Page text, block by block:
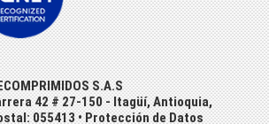
S.A.S
42 # 27-150 - Itagüí, Antioquia,
055413 •Protección de Datos